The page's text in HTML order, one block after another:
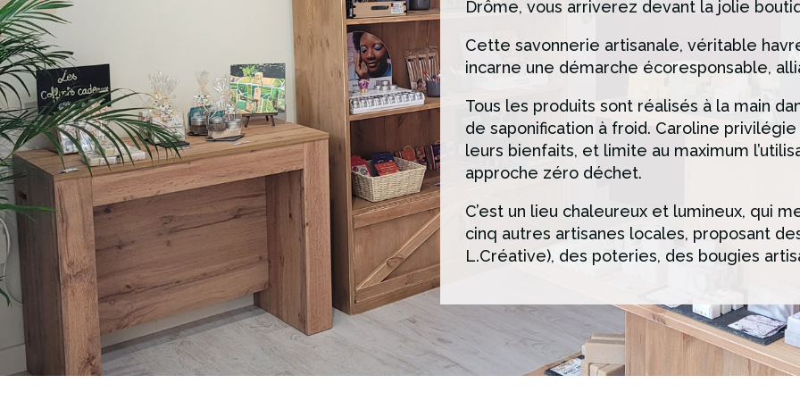
Drôme, vous arriverez devant la jolie
Cette savonnerie artisanale, véritable
incarne une démarche écoresponsable,
Tous les produits sont réalisés à la main
de saponification à froid. Caroline
leurs bienfaits, et limite au maximum
approche zéro déchet.
C’est un lieu chaleureux et lumineux, qui
cinq autres artisanes locales, proposant
L.Créative), des poteries, des bougies